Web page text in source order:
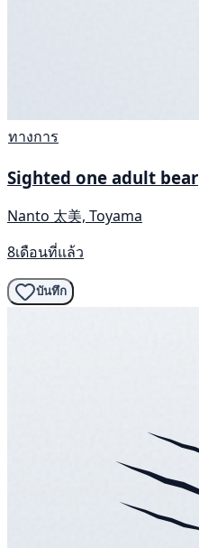
ทางการ
Sighted one adult bear
Nanto 太美, Toyama
8เดือนที่แล้ว
บันทึก